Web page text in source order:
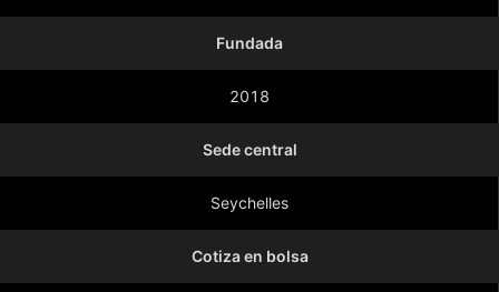
Fundada
2018
Sede central
Seychelles
Cotiza en bolsa